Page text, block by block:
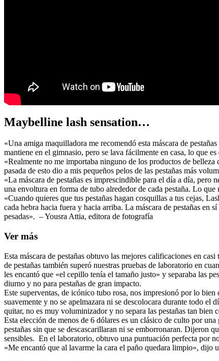
Maybelline lash sensation…
«Una amiga maquilladora me recomendó esta máscara de
mantiene en el gimnasio, pero se lava fácilmente en casa, lo que
«Realmente no me importaba ninguno de los productos de
pasada de esto dio a mis pequeños pelos de las pestañas más
«La máscara de pestañas es imprescindible para el día a día,
una envoltura en forma de tubo alrededor de cada pestaña. Lo
«Cuando quieres que tus pestañas hagan cosquillas a tus cejas,
cada hebra hacia fuera y hacia arriba. La máscara de pestañas en
pesadas». – Yousra Attia, editora de fotografía
Ver más
Esta máscara de pestañas obtuvo las mejores calificaciones en
de pestañas también superó nuestras pruebas de laboratorio en
les encantó que «el cepillo tenía el tamaño justo» y separaba las
diurno y no para pestañas de gran impacto.
Este superventas, de icónico tubo rosa, nos impresionó por lo
suavemente y no se apelmazara ni se descolocara durante todo
quitar, no es muy voluminizador y no separa las pestañas tan
Esta elección de menos de 6 dólares es un clásico de culto por
pestañas sin que se descascarillaran ni se emborronaran. Dijeron
sensibles. En el laboratorio, obtuvo una puntuación perfecta por
«Me encantó que al lavarme la cara el paño quedara limpio», dijo